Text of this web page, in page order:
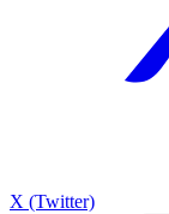
X (Twitter)